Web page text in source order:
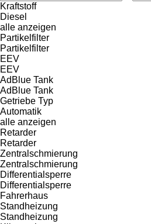
Kraftstoff
Diesel
alle anzeigen
Partikelfilter
Partikelfilter
EEV
EEV
AdBlue Tank
AdBlue Tank
Getriebe Typ
Automatik
alle anzeigen
Retarder
Retarder
Zentralschmierung
Zentralschmierung
Differentialsperre
Differentialsperre
Fahrerhaus
Standheizung
Standheizung